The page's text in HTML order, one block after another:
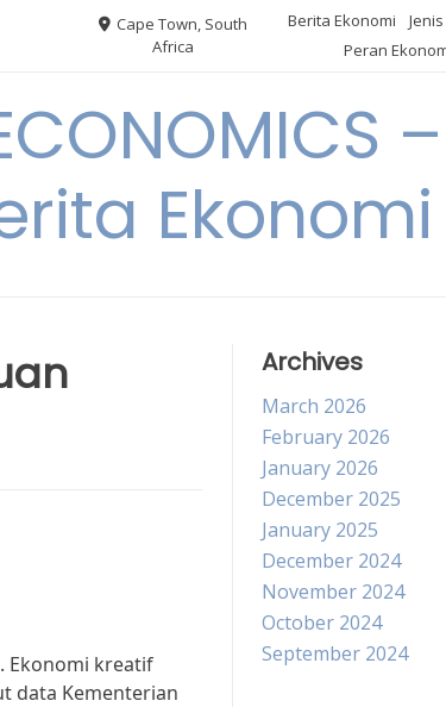
Cape Town, South
Africa
Berita Ekonomi
Peran
–
Ekonomi
Ekonomi kreatif
data Kementerian
Archives
March 2026
February 2026
January 2026
December 2025
January 2025
December 2024
November 2024
October 2024
September 2024